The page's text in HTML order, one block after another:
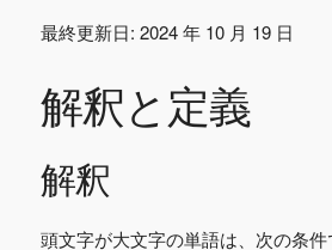
最終更新日: 2024 年 10 月 19 日
解釈と定義
解釈
頭文字が大文字の単語は、次の条